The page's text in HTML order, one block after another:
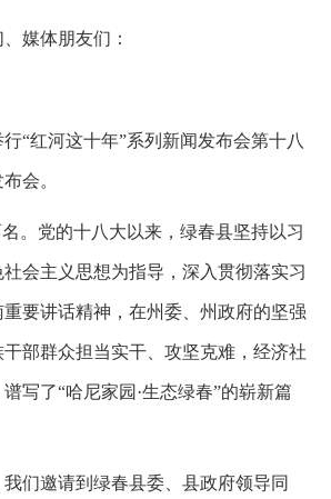
媒体朋友们：
红河这十年”系列新闻发布会第十八
会。
党的十八大以来，绿春县坚持以习
会主义思想为指导，深入贯彻落实习
要讲话精神，在州委、州政府的坚强
部群众担当实干、攻坚克难，经济社
写了“哈尼家园·生态绿春”的崭新篇
邀请到绿春县委、县政府领导同